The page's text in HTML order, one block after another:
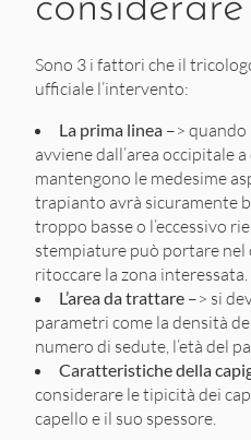
Sono 3 i fattori che il
ufficiale l’intervento:
La prima linea –>
avviene dall’area occipitale
mantengono le medesime
trapianto avrà sicuramente
troppo basse o l’eccessivo
stempiature può portare nel
ritoccare la zona interessata.
L’area da trattare –> si
parametri come la densità
numero di sedute, l’età del
Caratteristiche della
considerare le tipicità dei
capello e il suo spessore.